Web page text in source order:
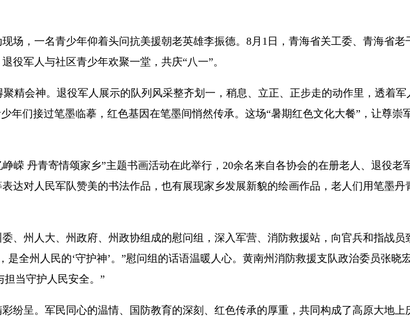
，一名青少年仰着头问抗美援朝老英雄李振德。8月1日，青海省关工委、青海省老
役军人与社区青少年欢聚一堂，共庆“八一”。
会神。退役军人展示的队列风采整齐划一，稍息、立正、正步走的动作里，透着军
年们接过笔墨临摹，红色基因在笔墨间悄然传承。这场“暑期红色文化大餐”，让尊崇
丹青寄情颂家乡”主题书画活动在此举行，20余名来自各协会的在册老人、退役老
达对人民军队赞美的书法作品，也有展现家乡发展新貌的绘画作品，老人们用笔墨丹
州人大、州政府、州政协组成的慰问组，深入军营、消防救援站，向官兵和指战员
全州人民的‘守护神’。”慰问组的话语温暖人心。黄南州消防救援支队政治委员张晓
担当守护人民安全。”
呈。军民同心的温情、国防教育的深刻、红色传承的厚重，共同构成了高原大地上